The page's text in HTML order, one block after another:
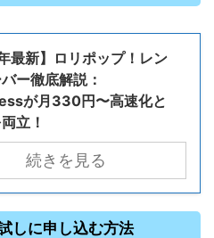
最新】ロリポップ！レン
ー徹底解説：
が月330円〜高速化と
立！
続きを見る
しに申し込む方法